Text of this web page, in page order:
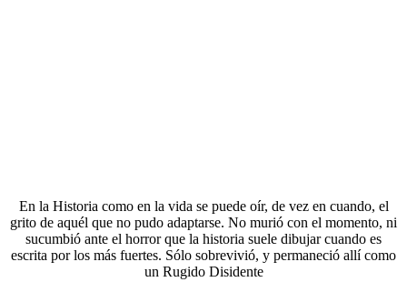
En la Historia como en la vida se puede oír, de vez en cuando, el
grito de aquél que no pudo adaptarse. No murió con el momento, ni
sucumbió ante el horror que la historia suele dibujar cuando es
escrita por los más fuertes. Sólo sobrevivió, y permaneció allí como
un Rugido Disidente